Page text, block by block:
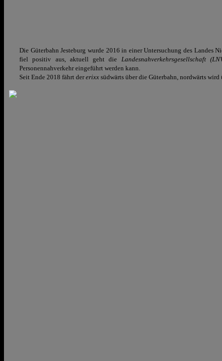
Die Güterbahn Jesteburg wurde 2016 in einer Untersuchung des Landes
fiel positiv aus, aktuell geht die Landesnahverkehrsgesellschaft
Personennahverkehr eingeführt werden kann.
Seit Ende 2018 fährt dererixx südwärts über die Güterbahn, nordwärts